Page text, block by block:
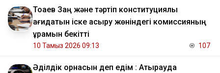
Тоқаев Заң және тәртіп конституциялық
қағидатын іске асыру жөніндегі комиссияның
құрамын бекітті
10 Тамыз 2026 09:13 107
Әділдік орнасын деп едім : Атырауда